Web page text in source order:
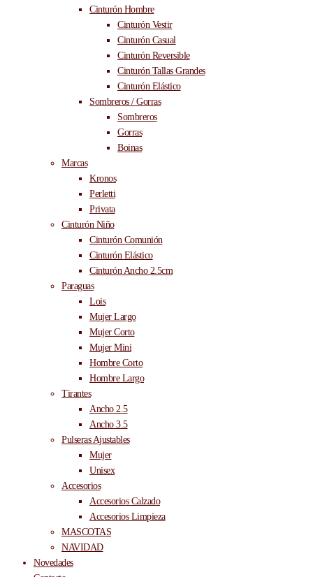
Cinturón Hombre
Cinturón Vestir
Cinturón Casual
Cinturón Reversible
Cinturón Tallas Grandes
Cinturón Elástico
Sombreros / Gorras
Sombreros
Gorras
Boinas
Marcas
Kronos
Perletti
Privata
Cinturón Niño
Cinturón Comunión
Cinturón Elástico
Cinturón Ancho 2.5cm
Paraguas
Lois
Mujer Largo
Mujer Corto
Mujer Mini
Hombre Corto
Hombre Largo
Tirantes
Ancho 2.5
Ancho 3.5
Pulseras Ajustables
Mujer
Unisex
Accesorios
Accesorios Calzado
Accesorios Limpieza
MASCOTAS
NAVIDAD
Novedades